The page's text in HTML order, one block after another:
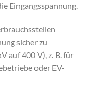
Eingangsspannung.
sicher zu
auf 400 V), z. B. für
oder EV-